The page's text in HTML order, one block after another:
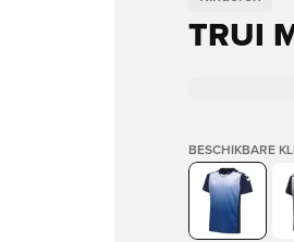
TRUI
BESCHIKBARE